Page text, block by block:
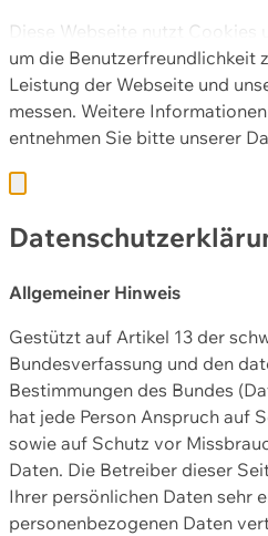
Diese Webseite nutzt Cookies
um die Benutzerfreundlichkeit
Leistung der Webseite und
messen. Weitere
entnehmen Sie bitte unserer
Allgemeiner Hinweis
Gestützt auf Artikel 13 der
Bundesverfassung und den
Bestimmungen des Bundes
hat jede Person Anspruch auf
sowie auf Schutz vor
Daten. Die Betreiber dieser
Ihrer persönlichen Daten sehr
personenbezogenen Daten